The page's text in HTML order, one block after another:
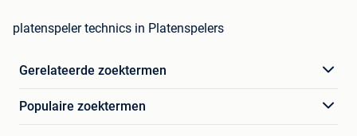
platenspeler technics in Platenspelers
Gerelateerde zoektermen
Populaire zoektermen